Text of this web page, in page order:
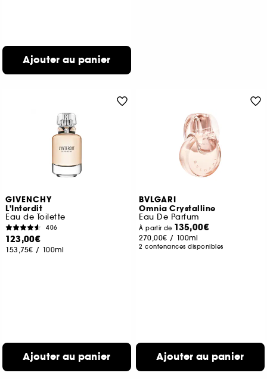
Ajouter au panier
GIVENCHY
L'Interdit
Eau de Toilette
406
123,00€
153,75€ / 100ml
Ajouter au panier
BVLGARI
Omnia Crystalline
Eau De Parfum
À partir de 135,00€
270,00€ / 100ml
2 contenances disponibles
Ajouter au panier